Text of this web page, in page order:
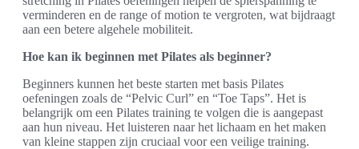
verminderen en de range of motion te vergroten, wat bijdraagt
aan een betere algehele mobiliteit.
Hoe kan ik beginnen met Pilates als beginner?
Beginners kunnen het beste starten met basis Pilates
oefeningen zoals de “Pelvic Curl” en “Toe Taps”. Het is
belangrijk om een Pilates training te volgen die is aangepast
aan hun niveau. Het luisteren naar het lichaam en het maken
van kleine stappen zijn cruciaal voor een veilige training.